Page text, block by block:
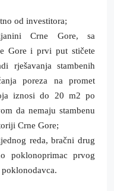
od investitora;
Crne Gore, sa
Gore i prvi put stičete
rješavanja stambenih
poreza na promet
iznosi do 20 m2 po
da nemaju stambenu
Crne Gore;
reda, bračni drug
poklonoprimac prvog